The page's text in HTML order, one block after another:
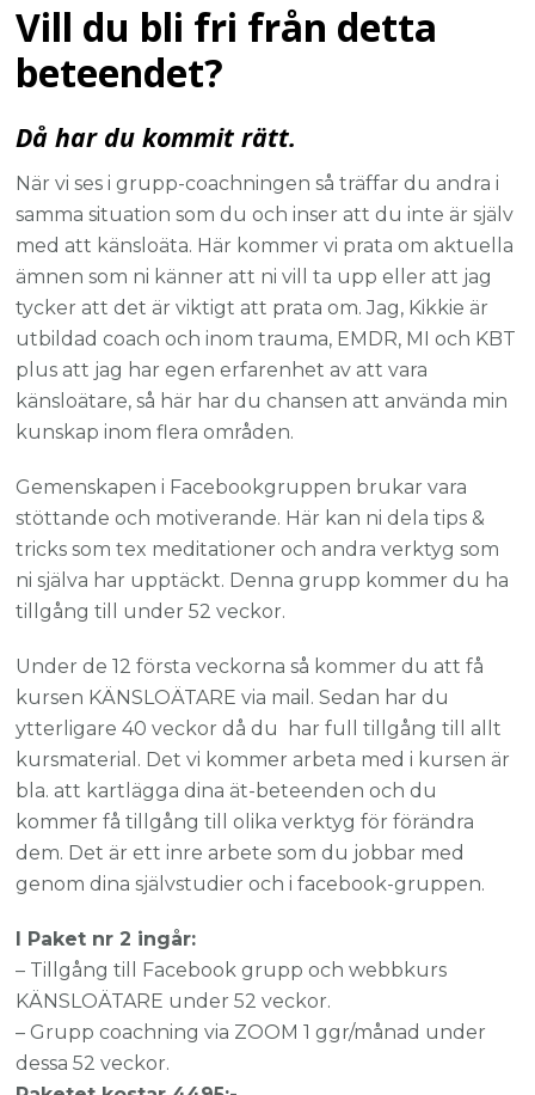
Vill du bli fri från detta
beteendet?
Då har du kommit rätt.
När vi ses i grupp-coachningen så träffar du andra i
samma situation som du och inser att du inte är själv
med att känsloäta. Här kommer vi prata om aktuella
ämnen som ni känner att ni vill ta upp eller att jag
tycker att det är viktigt att prata om. Jag, Kikkie är
utbildad coach och inom trauma, EMDR, MI och KBT
plus att jag har egen erfarenhet av att vara
känsloätare, så här har du chansen att använda min
kunskap inom flera områden.
Gemenskapen i Facebookgruppen brukar vara
stöttande och motiverande. Här kan ni dela tips &
tricks som tex meditationer och andra verktyg som
ni själva har upptäckt. Denna grupp kommer du ha
tillgång till under 52 veckor.
Under de 12 första veckorna så kommer du att få
kursen KÄNSLOÄTARE via mail. Sedan har du
ytterligare 40 veckor då du har full tillgång till allt
kursmaterial. Det vi kommer arbeta med i kursen är
bla. att kartlägga dina ät-beteenden och du
kommer få tillgång till olika verktyg för förändra
dem. Det är ett inre arbete som du jobbar med
genom dina självstudier och i facebook-gruppen.
I Paket nr 2 ingår:
– Tillgång till Facebook grupp och webbkurs
KÄNSLOÄTARE under 52 veckor.
– Grupp coachning via ZOOM 1 ggr/månad under
dessa 52 veckor.